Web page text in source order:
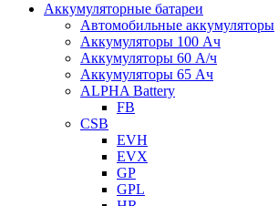
Аккумуляторные батареи
Автомобильные аккумуляторы
Аккумуляторы 100 Ач
Аккумуляторы 60 А/ч
Аккумуляторы 65 Ач
ALPHA Battery
FB
CSB
EVH
EVX
GP
GPL